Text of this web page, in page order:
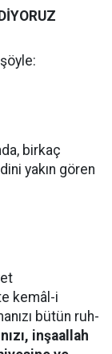
birkaç
yakın gören
kemâl-i
bütün ruh-
inşaallah